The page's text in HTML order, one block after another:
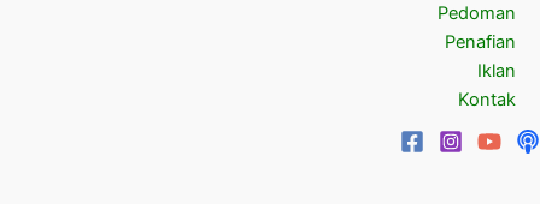
Pedoman
Penafian
Iklan
Kontak